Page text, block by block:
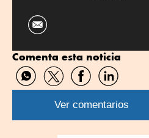
Comenta esta noticia
Compartir
por
WhatsApp
Compartir
por
Twitter
Compartir
por
Facebook
Compartir
por
Linkedin
Ver comentarios